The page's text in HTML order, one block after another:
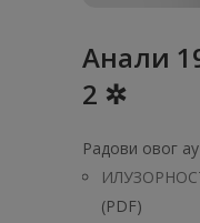
Анaли
2 ✲
Радови овог
(PDF)